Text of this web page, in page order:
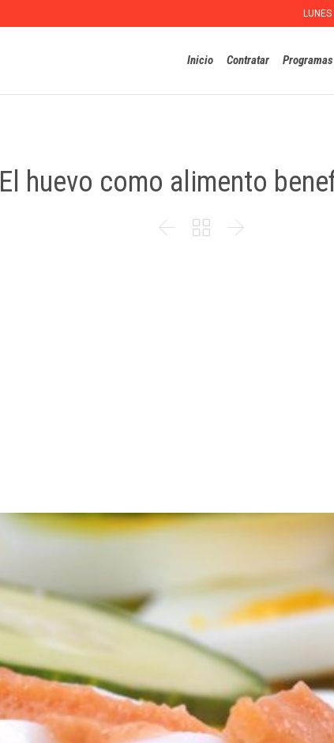
Inicio Contratar Programas
El huevo como alimento
  